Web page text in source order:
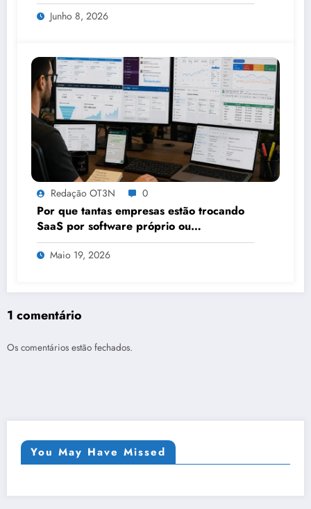
Junho 8, 2026
Redação OT3N 0
Por que tantas empresas estão trocando
SaaS por software próprio ou
plataformas que permitem
customizações?
Maio 19, 2026
1 comentário
Os comentários estão fechados.
You May Have Missed